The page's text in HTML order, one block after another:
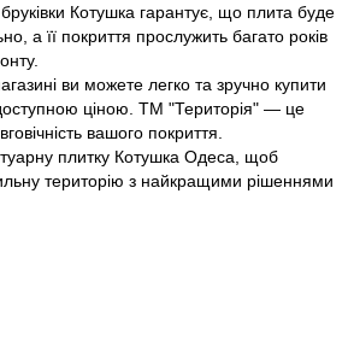
Котушка гарантує, що плита буде
а її покриття прослужить багато років
ви можете легко та зручно купити
ціною. ТМ "Територія" — це
вашого покриття.
плитку Котушка Одеса, щоб
територію з найкращими рішеннями